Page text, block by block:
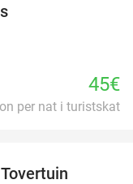
45€
per nat i turistskat